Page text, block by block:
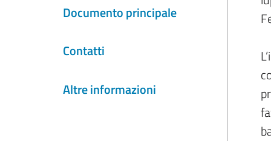
Documento principale
Contatti
Altre informazioni